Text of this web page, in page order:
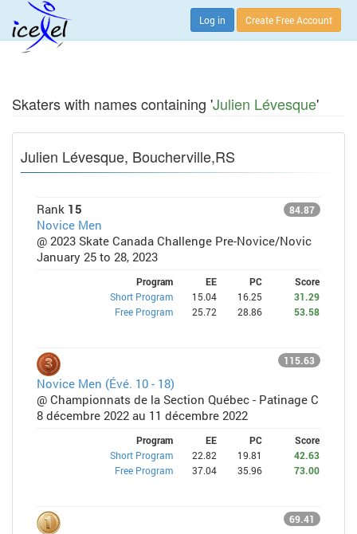
Log in Create Free Account
Skaters with names containing 'Julien Lévesque'
Julien Lévesque, Boucherville,RS
Rank 15 84.87
Novice Men
@ 2023 Skate Canada Challenge Pre-Novice/Novic
January 25 to 28, 2023
Program EE PC
Score
Short Program
15.04 16.25
31.29
Free Program
25.72 28.86 53.58
115.63
Novice Men (Évé. 10 - 18)
@ Championnats de la Section Québec - Patinage C
8 décembre 2022 au 11 décembre 2022
Program EE PC
Score
Short Program
22.82 19.81
42.63
Free Program
37.04 35.96 73.00
69.41